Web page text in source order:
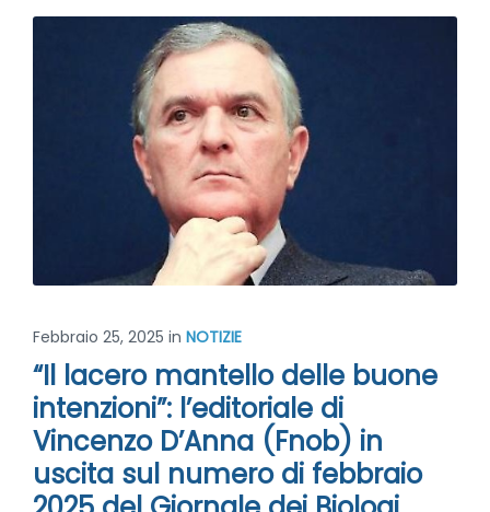
Febbraio 25, 2025 in NOTIZIE
“Il lacero mantello delle buone
intenzioni”: l’editoriale di
Vincenzo D’Anna (Fnob) in
uscita sul numero di febbraio